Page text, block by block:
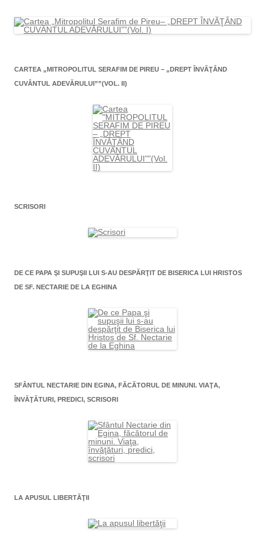
CARTEA „MITROPOLITUL SERAFIM DE PIREU – „DREPT ÎNVĂŢÂND
CUVÂNTUL ADEVĂRULUI””(VOL. II)
SCRISORI
DE CE PAPA ŞI SUPUŞII LUI S-AU DESPĂRŢIT DE BISERICA LUI HRISTOS
DE SF. NECTARIE DE LA EGHINA
SFÂNTUL NECTARIE DIN EGINA, FĂCĂTORUL DE MINUNI. VIAŢA,
ÎNVĂŢĂTURI, PREDICI, SCRISORI
LA APUSUL LIBERTĂŢII